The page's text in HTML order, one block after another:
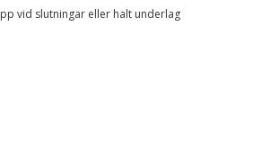
vid slutningar eller halt underlag